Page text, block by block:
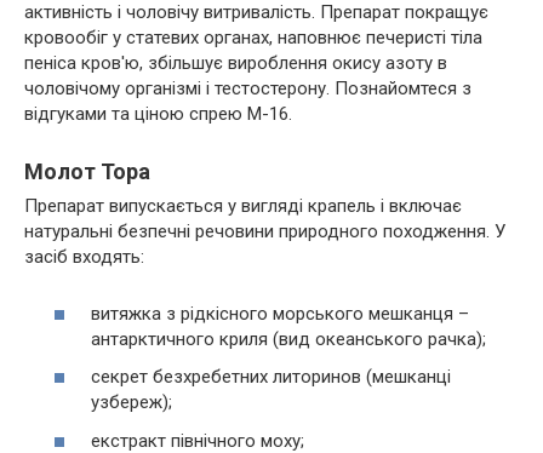
активність і чоловічу витривалість. Препарат покращує
кровообіг у статевих органах, наповнює печеристі тіла
пеніса кров'ю, збільшує вироблення окису азоту в
чоловічому організмі і тестостерону. Познайомтеся з
відгуками та ціною спрею М-16.
Молот Тора
Препарат випускається у вигляді крапель і включає
натуральні безпечні речовини природного походження. У
засіб входять:
витяжка з рідкісного морського мешканця –
антарктичного криля (вид океанського рачка);
секрет безхребетних литоринов (мешканці
узбереж);
екстракт північного моху;